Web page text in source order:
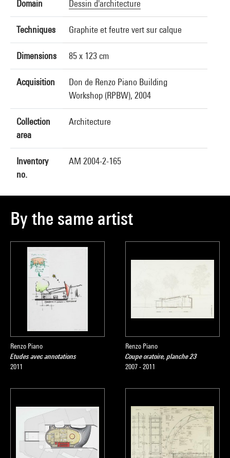
Domain Dessin d'architecture
Techniques Graphite et feutre vert sur calque
Dimensions 85 x 123 cm
Acquisition
Don de Renzo Piano Building
Workshop (RPBW), 2004
Collection
area
Architecture
Inventory
no.
AM 2004-2-165
By the same artist
Renzo Piano
Etudes avec annotations
2011
Renzo Piano
Coupe oratoire, planche 23
2007 - 2011